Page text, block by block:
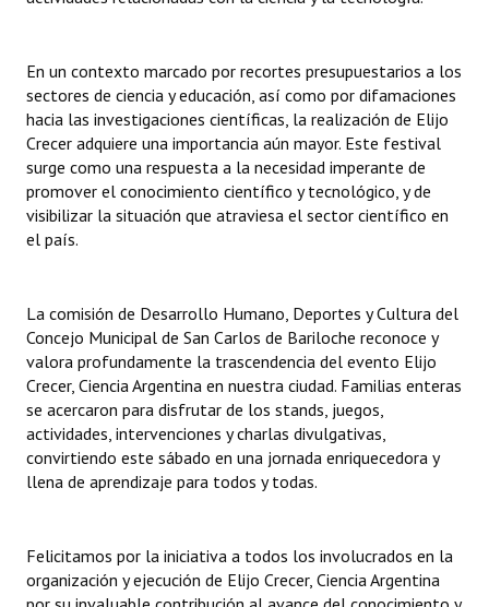
En un contexto marcado por recortes presupuestarios a los
sectores de ciencia y educación, así como por difamaciones
hacia las investigaciones científicas, la realización de Elijo
Crecer adquiere una importancia aún mayor. Este festival
surge como una respuesta a la necesidad imperante de
promover el conocimiento científico y tecnológico, y de
visibilizar la situación que atraviesa el sector científico en
el país.
La comisión de Desarrollo Humano, Deportes y Cultura del
Concejo Municipal de San Carlos de Bariloche reconoce y
valora profundamente la trascendencia del evento Elijo
Crecer, Ciencia Argentina en nuestra ciudad. Familias enteras
se acercaron para disfrutar de los stands, juegos,
actividades, intervenciones y charlas divulgativas,
convirtiendo este sábado en una jornada enriquecedora y
llena de aprendizaje para todos y todas.
Felicitamos por la iniciativa a todos los involucrados en la
organización y ejecución de Elijo Crecer, Ciencia Argentina